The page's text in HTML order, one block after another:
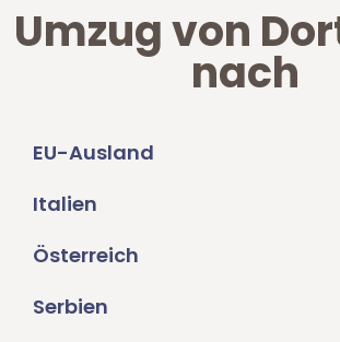
Umzug von
nach
EU-Ausland
Italien
Österreich
Serbien